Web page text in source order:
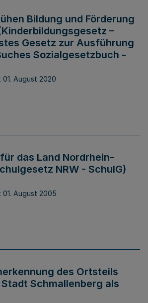
Bildung und Förderung
–
Gesetz zur Ausführung
Sozialgesetzbuch -
01. August 2020
das Land Nordrhein-
NRW - SchulG)
01. August 2005
des Ortsteils
Schmallenberg als